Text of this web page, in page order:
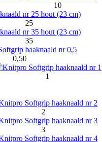
10
25
35
0,50
1
2
3